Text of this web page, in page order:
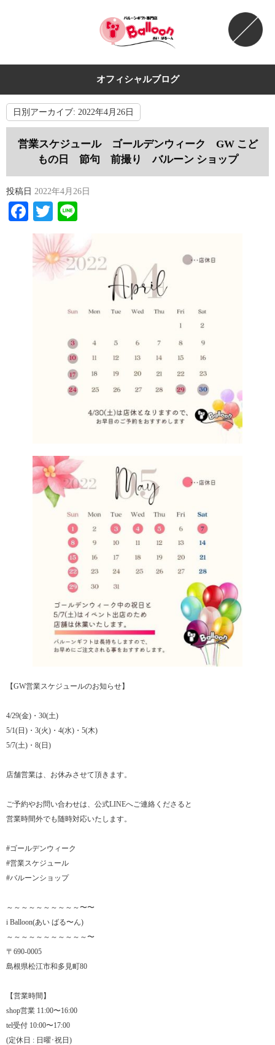
オフィシャルブログ
日別アーカイブ: 2022年4月26日
営業スケジュール ゴールデンウィーク GW こど
もの日 節句 前撮り バルーン ショップ
投稿日 2022年4月26日
Facebook
Twitter
【GW営業スケジュールのお知らせ】
4/29(金)・30(土)
5/1(日)・3(火)・4(水)・5(木)
5/7(土)・8(日)
店舗営業は、お休みさせて頂きます。
ご予約やお問い合わせは、公式LINEへご連絡くださると
営業時間外でも随時対応いたします。
#ゴールデンウィーク
#営業スケジュール
#バルーンショップ
～～～～～～～～～～〜〜
i Balloon(あい ばる〜ん)
～～～～～～～～～～～〜
〒690-0005
島根県松江市和多見町80
【営業時間】
shop営業 11:00〜16:00
tel受付 10:00〜17:00
(定休日 : 日曜･祝日)